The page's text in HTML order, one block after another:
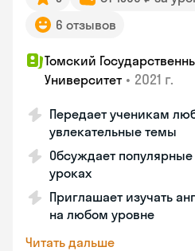
6 отзывов
Томский
Университет • 2021 г.
Передает ученикам
увлекательные темы
Обсуждает
уроках
Приглашает изучать
на любом уровне
Читать дальше